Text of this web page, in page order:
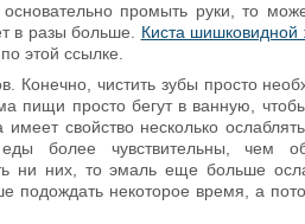
промыть руки, то
в разы больше. Киста шишковидной
этой ссылке.
Конечно, чистить зубы просто
пищи просто бегут в ванную,
свойство несколько
более чувствительны, чем
ни них, то эмаль еще больше
подождать некоторое время, а